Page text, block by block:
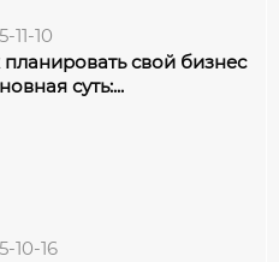
11-10
планировать свой бизнес
суть:...
10-16